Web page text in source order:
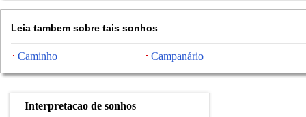
Leia tambem sobre tais sonhos
Caminho Campanário
Interpretacao de sonhos